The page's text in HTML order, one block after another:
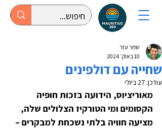
שחייה עם דולפינים
שחר עזר
10 באוק׳ 2024
עודכן: 27 ביולי
מאוריציוס, הידועה בזכות חופיה
הקסומים ומי הטורקיז הצלולים שלה,
מציעה חוויה בלתי נשכחת למבקרים –